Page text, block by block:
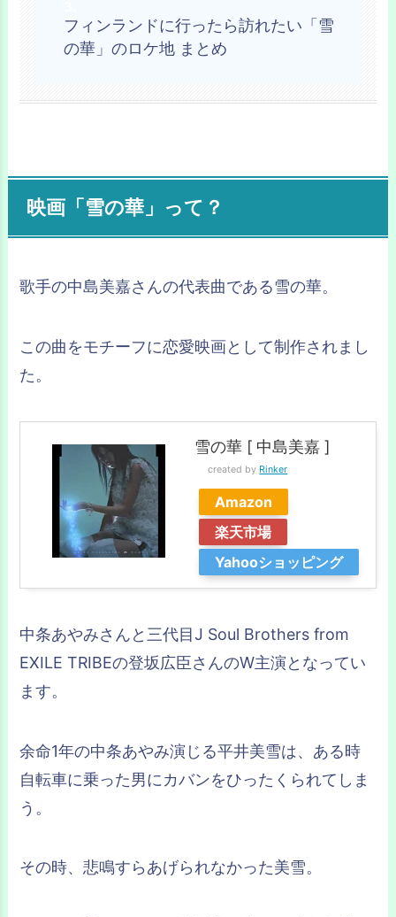
フィンランドに行ったら訪れたい「雪
の華」のロケ地 まとめ
映画「雪の華」って？
歌手の中島美嘉さんの代表曲である雪の華。
この曲をモチーフに恋愛映画として制作されまし
た。
雪の華 [ 中島美嘉 ]
created by Rinker
Amazon
楽天市場
Yahooショッピング
中条あやみさんと三代目J Soul Brothers from
EXILE TRIBEの登坂広臣さんのW主演となってい
ます。
余命1年の中条あやみ演じる平井美雪は、ある時
自転車に乗った男にカバンをひったくられてしま
う。
その時、悲鳴すらあげられなかった美雪。